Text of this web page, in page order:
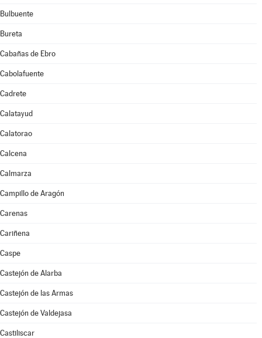
Bulbuente
Bureta
Cabañas de Ebro
Cabolafuente
Cadrete
Calatayud
Calatorao
Calcena
Calmarza
Campillo de Aragón
Carenas
Cariñena
Caspe
Castejón de Alarba
Castejón de las Armas
Castejón de Valdejasa
Castiliscar